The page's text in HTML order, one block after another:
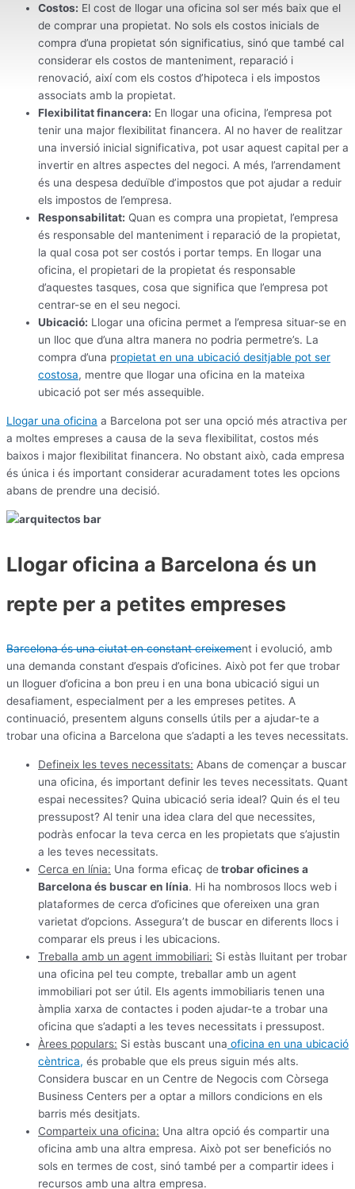
Costos: El cost de llogar una oficina sol ser més baix que el
de comprar una propietat. No sols els costos inicials de
compra d’una propietat són significatius, sinó que també cal
considerar els costos de manteniment, reparació i
renovació, així com els costos d’hipoteca i els impostos
associats amb la propietat.
Flexibilitat financera: En llogar una oficina, l’empresa pot
tenir una major flexibilitat financera. Al no haver de realitzar
una inversió inicial significativa, pot usar aquest capital per a
invertir en altres aspectes del negoci. A més, l’arrendament
és una despesa deduïble d’impostos que pot ajudar a reduir
els impostos de l’empresa.
Responsabilitat: Quan es compra una propietat, l’empresa
és responsable del manteniment i reparació de la propietat,
la qual cosa pot ser costós i portar temps. En llogar una
oficina, el propietari de la propietat és responsable
d’aquestes tasques, cosa que significa que l’empresa pot
centrar-se en el seu negoci.
Ubicació: Llogar una oficina permet a l’empresa situar-se en
un lloc que d’una altra manera no podria permetre’s. La
compra d’una propietat en una ubicació desitjable pot ser
costosa, mentre que llogar una oficina en la mateixa
ubicació pot ser més assequible.
Llogar una oficina a Barcelona pot ser una opció més atractiva per
a moltes empreses a causa de la seva flexibilitat, costos més
baixos i major flexibilitat financera. No obstant això, cada empresa
és única i és important considerar acuradament totes les opcions
abans de prendre una decisió.
Llogar oficina a Barcelona és un
repte per a petites empreses
Barcelona és una ciutat en constant creixement i evolució, amb
una demanda constant d’espais d’oficines. Això pot fer que trobar
un lloguer d’oficina a bon preu i en una bona ubicació sigui un
desafiament, especialment per a les empreses petites. A
continuació, presentem alguns consells útils per a ajudar-te a
trobar una oficina a Barcelona que s’adapti a les teves necessitats.
Defineix les teves necessitats: Abans de començar a buscar
una oficina, és important definir les teves necessitats. Quant
espai necessites? Quina ubicació seria ideal? Quin és el teu
pressupost? Al tenir una idea clara del que necessites,
podràs enfocar la teva cerca en les propietats que s’ajustin
a les teves necessitats.
Cerca en línia: Una forma eficaç detrobar oficines a
Barcelona és buscar en línia. Hi ha nombrosos llocs web i
plataformes de cerca d’oficines que ofereixen una gran
varietat d’opcions. Assegura’t de buscar en diferents llocs i
comparar els preus i les ubicacions.
Treballa amb un agent immobiliari: Si estàs lluitant per trobar
una oficina pel teu compte, treballar amb un agent
immobiliari pot ser útil. Els agents immobiliaris tenen una
àmplia xarxa de contactes i poden ajudar-te a trobar una
oficina que s’adapti a les teves necessitats i pressupost.
Àrees populars: Si estàs buscant una oficina en una ubicació
cèntrica, és probable que els preus siguin més alts.
Considera buscar en un Centre de Negocis com Còrsega
Business Centers per a optar a millors condicions en els
barris més desitjats.
Comparteix una oficina: Una altra opció és compartir una
oficina amb una altra empresa. Això pot ser beneficiós no
sols en termes de cost, sinó també per a compartir idees i
recursos amb una altra empresa.